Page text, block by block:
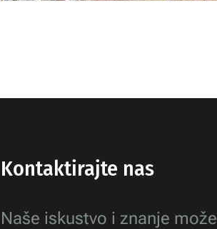
Kontaktirajte nas
Naše iskustvo i znanje može